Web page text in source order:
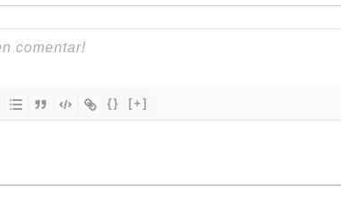
{} [+]